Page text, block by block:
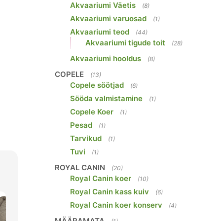
Akvaariumi Väetis (8)
Akvaariumi varuosad (1)
Akvaariumi teod (44)
Akvaariumi tigude toit (28)
Akvaariumi hooldus (8)
COPELE (13)
Copele söötjad (6)
Sööda valmistamine (1)
Copele Koer (1)
Pesad (1)
Tarvikud (1)
Tuvi (1)
ROYAL CANIN (20)
Royal Canin koer (10)
Royal Canin kass kuiv (6)
Royal Canin koer konserv (4)